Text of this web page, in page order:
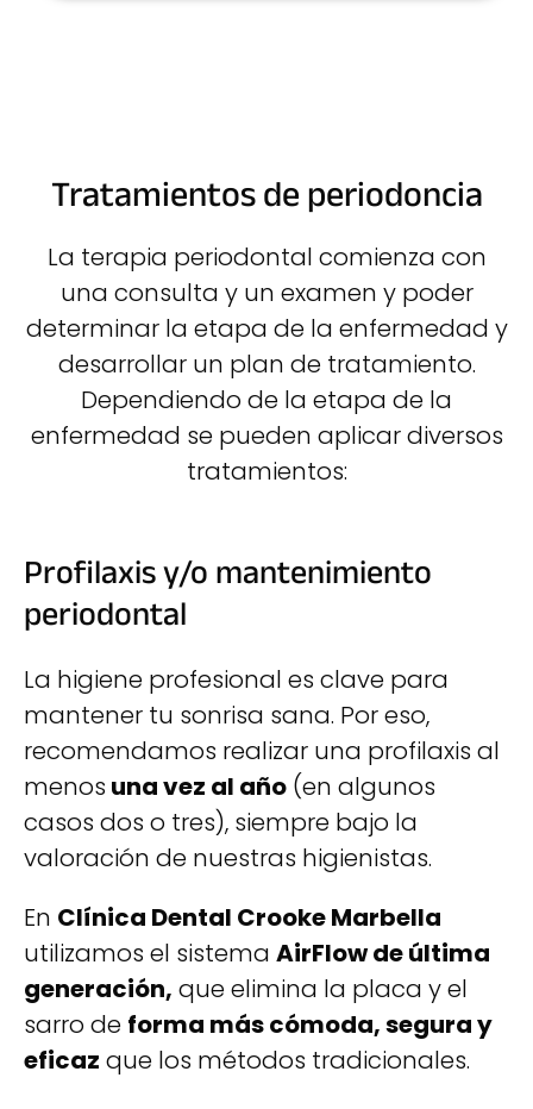
Tratamientos de periodoncia
La terapia periodontal comienza con
una consulta y un examen y poder
determinar la etapa de la enfermedad y
desarrollar un plan de tratamiento.
Dependiendo de la etapa de la
enfermedad se pueden aplicar diversos
tratamientos:
Profilaxis y/o mantenimiento
periodontal
La higiene profesional es clave para
mantener tu sonrisa sana. Por eso,
recomendamos realizar una profilaxis al
menos una vez al año (en algunos
casos dos o tres), siempre bajo la
valoración de nuestras higienistas.
En Clínica Dental Crooke Marbella
utilizamos el sistema AirFlow de última
generación, que elimina la placa y el
sarro de forma más cómoda, segura y
eficaz que los métodos tradicionales.